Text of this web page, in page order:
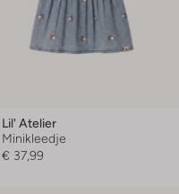
Lil' Atelier
Minikleedje
€ 37,99